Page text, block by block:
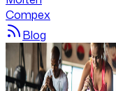
Compex
Blog